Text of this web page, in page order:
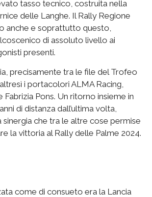
tasso tecnico, costruita nella
delle Langhe. Il Rally Regione
anche e soprattutto questo,
di assoluto livello ai
presenti.
precisamente tra le file del Trofeo
i portacolori ALMA Racing,
Fabrizia Pons. Un ritorno insieme in
di distanza dall’ultima volta,
sinergia che tra le altre cose permise
la vittoria al Rally delle Palme 2024.
come di consueto era la Lancia